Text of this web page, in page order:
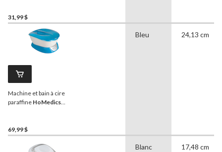
lb, paq. 2
31,99 $
Machine et bain à cire
paraffine HoMedics
de 3 lb et 20 doublures
69,99 $
Bleu 24,13 cm
Blanc 17,48 cm